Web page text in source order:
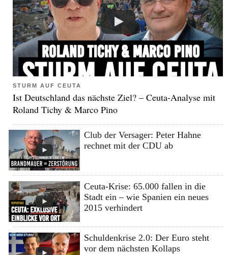
STURM AUF CEUTA
Ist Deutschland das nächste Ziel? – Ceuta-Analyse mit
Roland Tichy & Marco Pino
Club der Versager: Peter Hahne
rechnet mit der CDU ab
Ceuta-Krise: 65.000 fallen in die
Stadt ein – wie Spanien ein neues
2015 verhindert
Schuldenkrise 2.0: Der Euro steht
vor dem nächsten Kollaps